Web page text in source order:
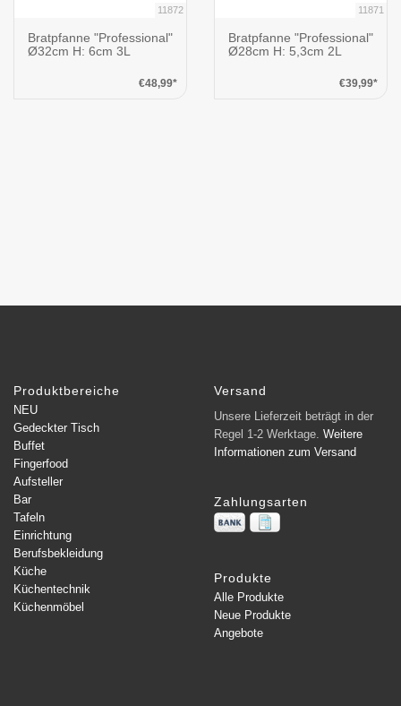
11872
Bratpfanne "Professional"
Ø32cm H: 6cm 3L
€48,99*
11871
Bratpfanne "Professional"
Ø28cm H: 5,3cm 2L
€39,99*
Produktbereiche
NEU
Gedeckter Tisch
Buffet
Fingerfood
Aufsteller
Bar
Tafeln
Einrichtung
Berufsbekleidung
Küche
Küchentechnik
Küchenmöbel
Versand
Unsere Lieferzeit beträgt in der
Regel 1-2 Werktage. Weitere
Informationen zum Versand
Zahlungsarten
Produkte
Alle Produkte
Neue Produkte
Angebote